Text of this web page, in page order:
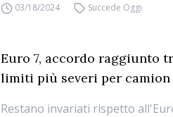
03/18/2024 Succede Oggi
Euro 7, accordo raggiunto
limiti più severi per camion
Restano invariati rispetto